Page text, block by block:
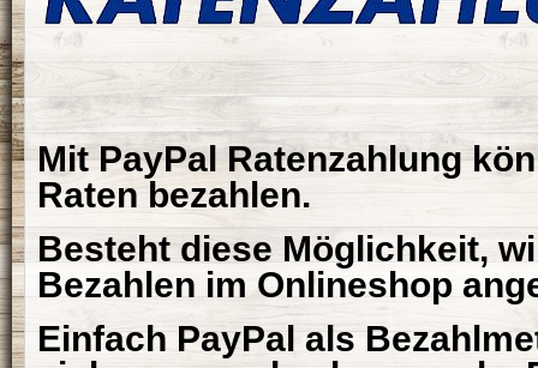
Mit PayPal Ratenzahlung
Raten bezahlen.
Besteht diese Möglichkeit,
Bezahlen im Onlineshop
Einfach PayPal als